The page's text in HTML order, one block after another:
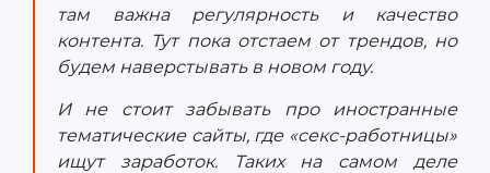
там важна регулярность и качество
контента. Тут пока отстаем от трендов, но
будем наверстывать в новом году.
И не стоит забывать про иностранные
тематические сайты, где «секс-работницы»
ищут заработок. Таких на самом деле